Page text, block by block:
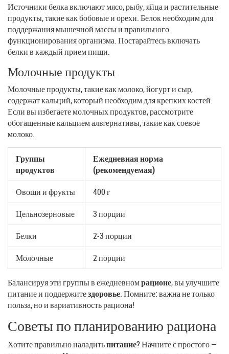
Источники белка включают мясо, рыбу, яйца и растительные
продукты, такие как бобовые и орехи. Белок необходим для
поддержания мышечной массы и правильного
функционирования организма. Постарайтесь включать
белки в каждый прием пищи.
Молочные продукты
Молочные продукты, такие как молоко, йогурт и сыр,
содержат кальций, который необходим для крепких костей.
Если вы избегаете молочных продуктов, рассмотрите
обогащенные кальцием альтернативы, такие как соевое
молоко.
Группы
продуктов
Ежедневная норма
(рекомендуемая)
Овощи и фрукты
400 г
Цельнозерновые
3 порции
Белки
2-3 порции
Молочные
2 порции
Балансируя эти группы в ежедневномрационе, вы улучшите
питание и поддержитездоровье. Помните: важна не только
польза, но и вариативность рациона!
Советы по планированию рациона
Хотите правильно наладитьпитание? Начните с простого —